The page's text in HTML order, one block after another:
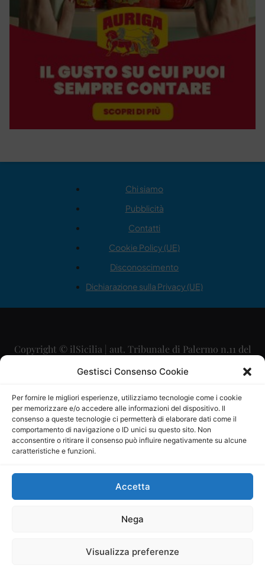
Gestisci Consenso Cookie
Per fornire le migliori esperienze, utilizziamo tecnologie come i cookie
per memorizzare e/o accedere alle informazioni del dispositivo. Il
consenso a queste tecnologie ci permetterà di elaborare dati come il
comportamento di navigazione o ID unici su questo sito. Non
acconsentire o ritirare il consenso può influire negativamente su alcune
caratteristiche e funzioni.
Accetta
Nega
Visualizza preferenze
Chi siamo
Pubblicità
Contatti
Cookie Policy (UE)
Disconoscimento
Dichiarazione sulla Privacy (UE)
Copyright © ilSicilia | aut. Tribunale di Palermo n.11 del
29/09/2015
Direttore Editoriale: Maurizio Scaglione
Direttore Responsabile: Maria Calabrese
P.IVA: 06334930820
Mercurio Comunicazione Società Cooperativa a r.l. è
iscritta al Registro degli Operatori di Comunicazione al
Sito gestito daLa Digitale srl–info@ladigitale.it